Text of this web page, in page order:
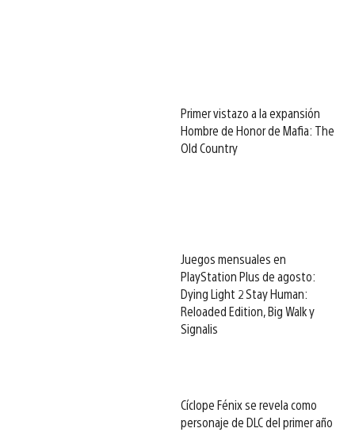
Primer vistazo a la expansión
Hombre de Honor de Mafia: The
Old Country
Juegos mensuales en
PlayStation Plus de agosto:
Dying Light 2 Stay Human:
Reloaded Edition, Big Walk y
Signalis
Cíclope Fénix se revela como
personaje de DLC del primer año